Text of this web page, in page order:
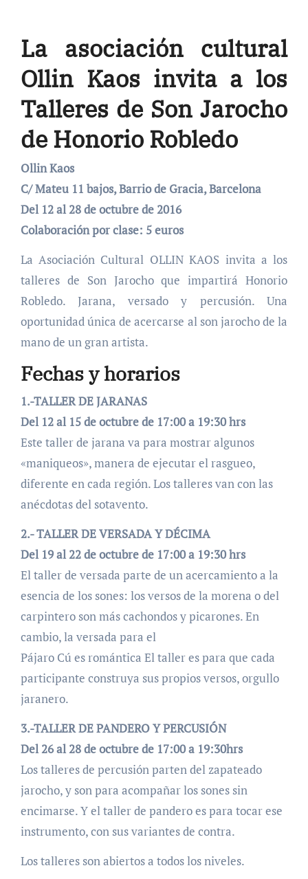
La asociación cultural
Ollin Kaos invita a los
Talleres de Son Jarocho
de Honorio Robledo
Ollin Kaos
C/ Mateu 11 bajos, Barrio de Gracia, Barcelona
Del 12 al 28 de octubre de 2016
Colaboración por clase: 5 euros
La Asociación Cultural OLLIN KAOS invita a los
talleres de Son Jarocho que impartirá Honorio
Robledo. Jarana, versado y percusión. Una
oportunidad única de acercarse al son jarocho de la
mano de un gran artista.
Fechas y horarios
1.-TALLER DE JARANAS
Del 12 al 15 de octubre de 17:00 a 19:30 hrs
Este taller de jarana va para mostrar algunos
«maniqueos», manera de ejecutar el rasgueo,
diferente en cada región. Los talleres van con las
anécdotas del sotavento.
2.- TALLER DE VERSADA Y DÉCIMA
Del 19 al 22 de octubre de 17:00 a 19:30 hrs
El taller de versada parte de un acercamiento a la
esencia de los sones: los versos de la morena o del
carpintero son más cachondos y picarones. En
cambio, la versada para el
Pájaro Cú es romántica El taller es para que cada
participante construya sus propios versos, orgullo
jaranero.
3.-TALLER DE PANDERO Y PERCUSIÓN
Del 26 al 28 de octubre de 17:00 a 19:30hrs
Los talleres de percusión parten del zapateado
jarocho, y son para acompañar los sones sin
encimarse. Y el taller de pandero es para tocar ese
instrumento, con sus variantes de contra.
Los talleres son abiertos a todos los niveles.